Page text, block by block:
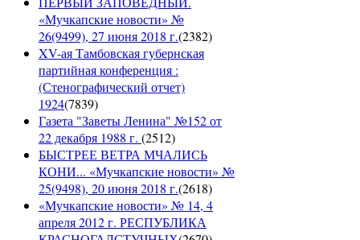
«Мучкапские новости» №
26(9499), 27 июня 2018 г.(2382)
XV-ая Тамбовская губернская
партийная конференция :
(Стенографический отчет)
1924(7839)
Газета "Заветы Ленина" №152 от
22 декабря 1988 г. (2512)
БЫСТРЕЕ ВЕТРА МЧАЛИСЬ
КОНИ... «Мучкапские новости» №
25(9498), 20 июня 2018 г.(2618)
«Мучкапские новости» № 14, 4
апреля 2012 г. РЕСПУБЛИКА